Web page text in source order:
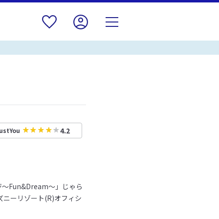
4.2
～Fun&Dream～」じゃら
ーリゾート(R)オフィシ